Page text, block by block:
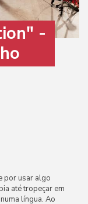
-
por usar algo
até tropeçar em
língua. Ao